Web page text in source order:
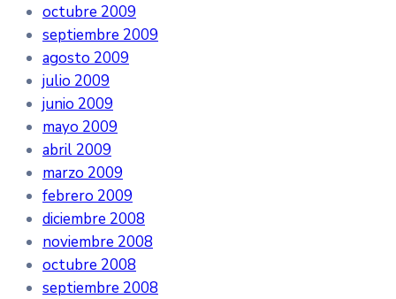
octubre 2009
septiembre 2009
agosto 2009
julio 2009
junio 2009
mayo 2009
abril 2009
marzo 2009
febrero 2009
diciembre 2008
noviembre 2008
octubre 2008
septiembre 2008